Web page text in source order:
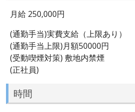
月給 250,000円
(通勤手当)実費支給（上限あり）
(通勤手当上限)月額50000円
(受動喫煙対策) 敷地内禁煙
(正社員)
時間